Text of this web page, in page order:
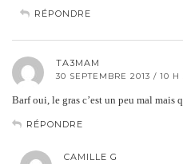
RÉPONDRE
TA3MAM
30 SEPTEMBRE 2013 / 10 H
Barf oui, le gras c’est un peu mal mais
RÉPONDRE
CAMILLE G